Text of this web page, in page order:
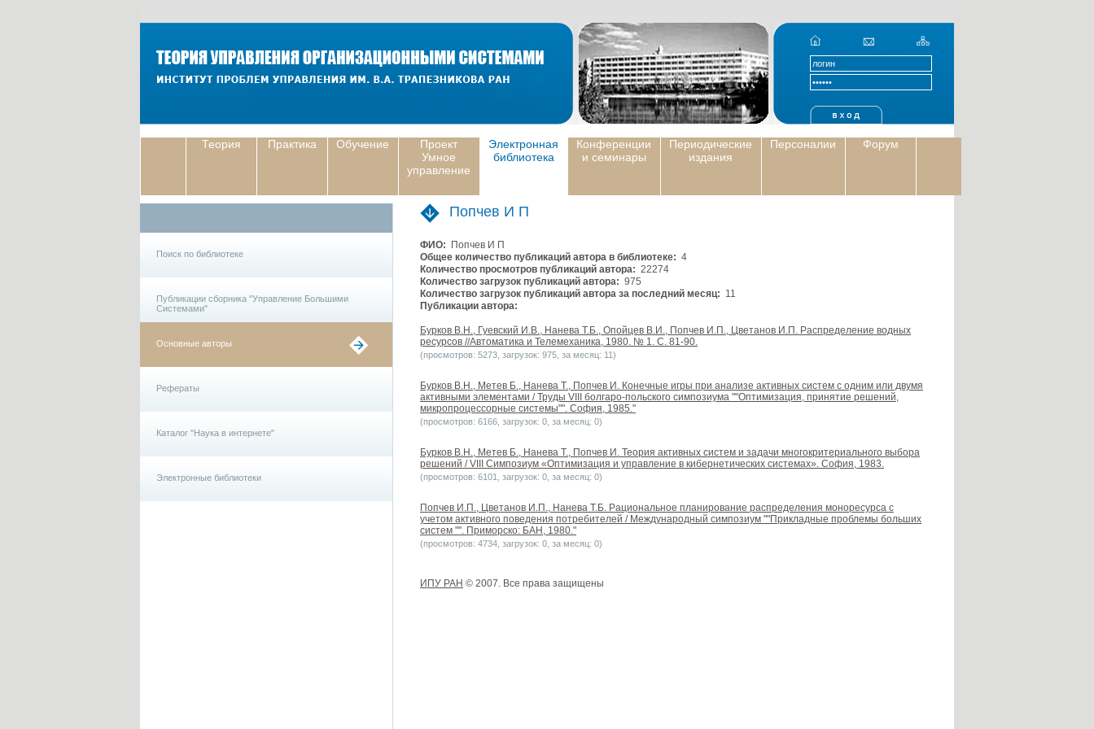
Теория Практика Обучение
Проект
Умное
управление
Электронная
библиотека
Конференции
и семинары
Периодические
издания
Персоналии Форум
Поиск по библиотеке
Публикации сборника "Управление Большими
Системами"
Основные авторы
Рефераты
Каталог "Наука в интернете"
Электронные библиотеки
Попчев И П
ФИО: Попчев И П
Общее количество публикаций автора в библиотеке: 4
Количество просмотров публикаций автора: 22274
Количество загрузок публикаций автора: 975
Количество загрузок публикаций автора за последний месяц: 11
Публикации автора:
Бурков В.Н., Гуевский И.В., Нанева Т.Б., Опойцев В.И., Попчев И.П., Цветанов И.П. Распределение водных
ресурсов //Автоматика и Телемеханика, 1980. № 1. С. 81-90.
(просмотров: 5273, загрузок: 975, за месяц: 11)
Бурков В.Н., Метев Б., Нанева Т., Попчев И. Конечные игры при анализе активных систем с одним или двумя
активными элементами / Труды VIII болгаро-польского симпозиума ""Оптимизация, принятие решений,
микропроцессорные системы"". София, 1985."
(просмотров: 6166, загрузок: 0, за месяц: 0)
Бурков В.Н., Метев Б., Нанева Т., Попчев И. Теория активных систем и задачи многокритериального выбора
решений / VIII Симпозиум «Оптимизация и управление в кибернетических системах». София, 1983.
(просмотров: 6101, загрузок: 0, за месяц: 0)
Попчев И.П., Цветанов И.П., Нанева Т.Б. Рациональное планирование распределения моноресурса с
учетом активного поведения потребителей / Международный симпозиум ""Прикладные проблемы больших
систем "". Приморско: БАН, 1980."
(просмотров: 4734, загрузок: 0, за месяц: 0)
ИПУ РАН © 2007. Все права защищены